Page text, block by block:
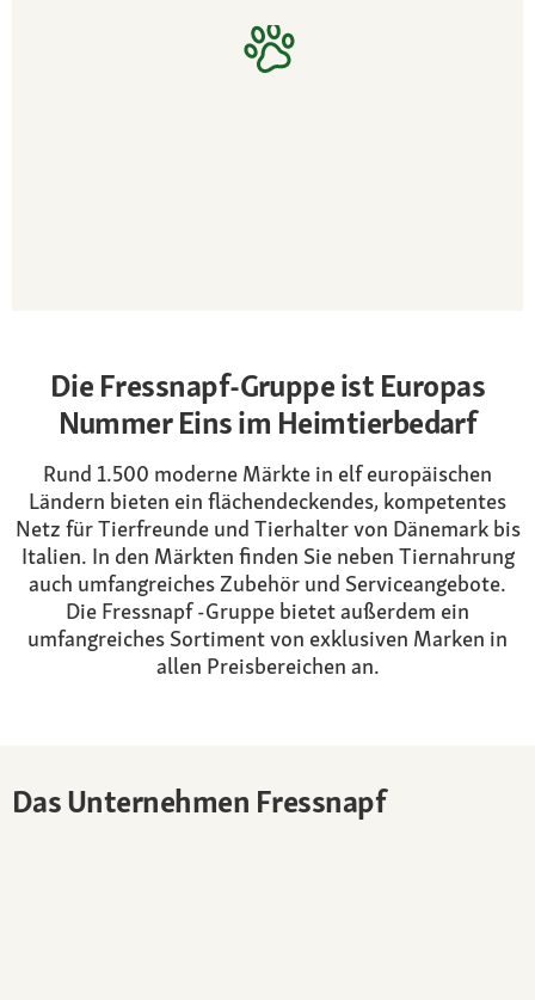
Die Fressnapf-Gruppe ist Europas
Nummer Eins im Heimtierbedarf
Rund 1.500 moderne Märkte in elf europäischen
Ländern bieten ein flächendeckendes, kompetentes
Netz für Tierfreunde und Tierhalter von Dänemark bis
Italien. In den Märkten finden Sie neben Tiernahrung
auch umfangreiches Zubehör und Serviceangebote.
Die Fressnapf -Gruppe bietet außerdem ein
umfangreiches Sortiment von exklusiven Marken in
allen Preisbereichen an.
Das Unternehmen Fressnapf